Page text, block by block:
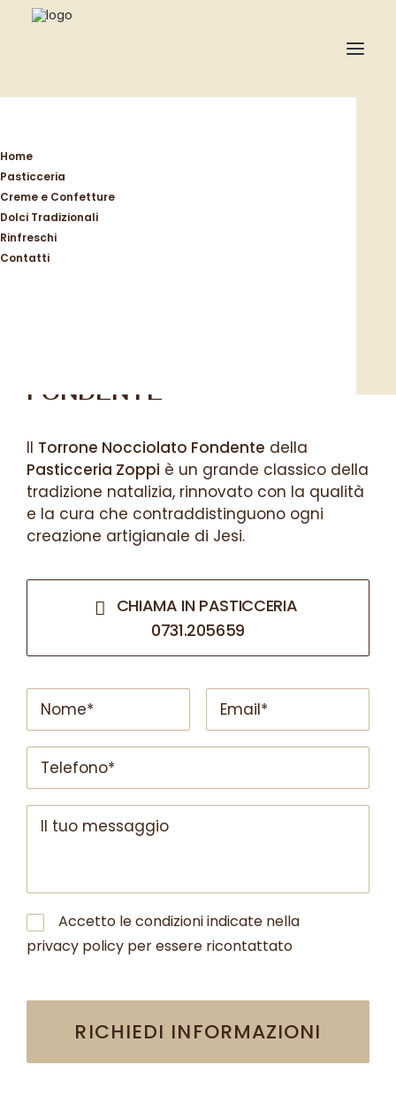
Home
Pasticceria
Creme e Confetture
Dolci Tradizionali
Rinfreschi
Contatti
FONDENTE
Il Torrone Nocciolato Fondente della
Pasticceria Zoppi è un grande classico della
tradizione natalizia, rinnovato con la qualità
e la cura che contraddistinguono ogni
creazione artigianale di Jesi.
CHIAMA IN PASTICCERIA
0731.205659
Accetto le condizioni indicate nella
privacy policy per essere ricontattato